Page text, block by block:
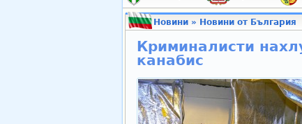
Новини» Новини от България
Криминалисти
канабис